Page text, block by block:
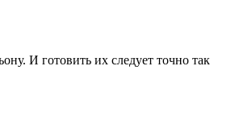
И готовить их следует точно так